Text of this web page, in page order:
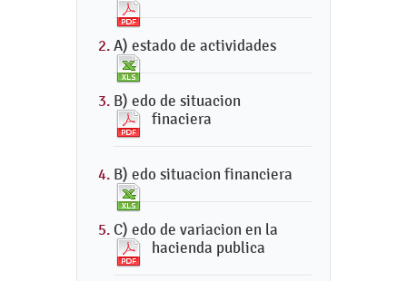
A) estado de actividades
B) edo de situacion
finaciera
B) edo situacion financiera
C) edo de variacion en la
hacienda publica